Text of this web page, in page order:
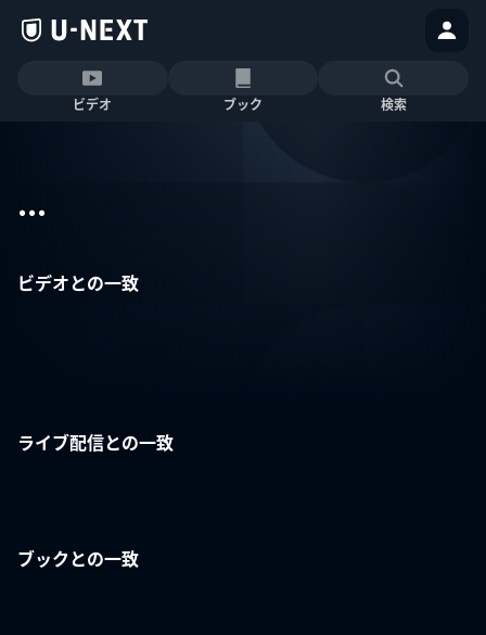
ビデオ ブック 検索
...
ビデオとの一致
ライブ配信との一致
ブックとの一致